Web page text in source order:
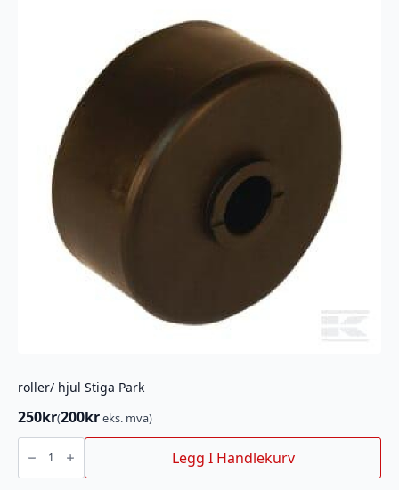
roller/ hjul Stiga Park
250kr(200kreks. mva)
roller/
Stiga
Park
Legg I Handlekurv